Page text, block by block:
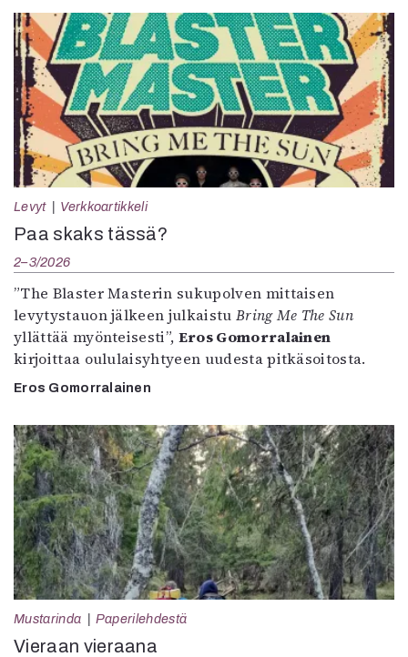
Levyt Verkkoartikkeli
Paa skaks tässä?
2–3/2026
”The Blaster Masterin sukupolven mittaisen
levytystauon jälkeen julkaistu Bring Me The Sun
yllättää myönteisesti”, Eros Gomorralainen
kirjoittaa oululaisyhtyeen uudesta pitkäsoitosta.
Eros Gomorralainen
Mustarinda Paperilehdestä
Vieraan vieraana